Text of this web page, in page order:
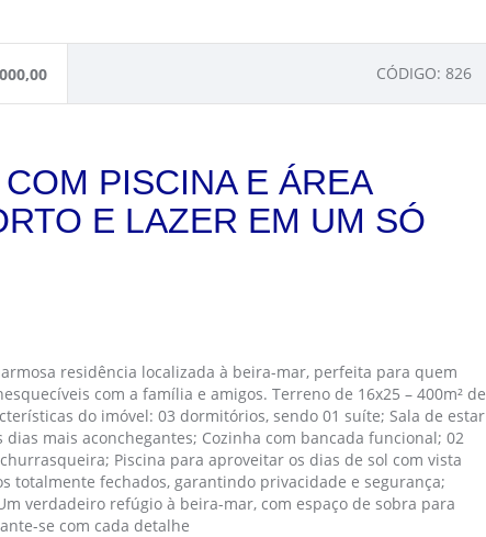
CÓDIGO: 826
PISCINA E ÁREA
E LAZER EM UM SÓ
residência localizada à beira-mar, perfeita para quem
com a família e amigos. Terreno de 16x25 – 400m² de
do imóvel: 03 dormitórios, sendo 01 suíte; Sala de estar
mais aconchegantes; Cozinha com bancada funcional; 02
Piscina para aproveitar os dias de sol com vista
totalmente fechados, garantindo privacidade e segurança;
verdadeiro refúgio à beira-mar, com espaço de sobra para
se com cada detalhe